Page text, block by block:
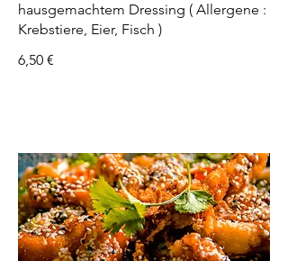
hausgemachtem Dressing ( Allergene :
Krebstiere, Eier, Fisch )
6,50 €